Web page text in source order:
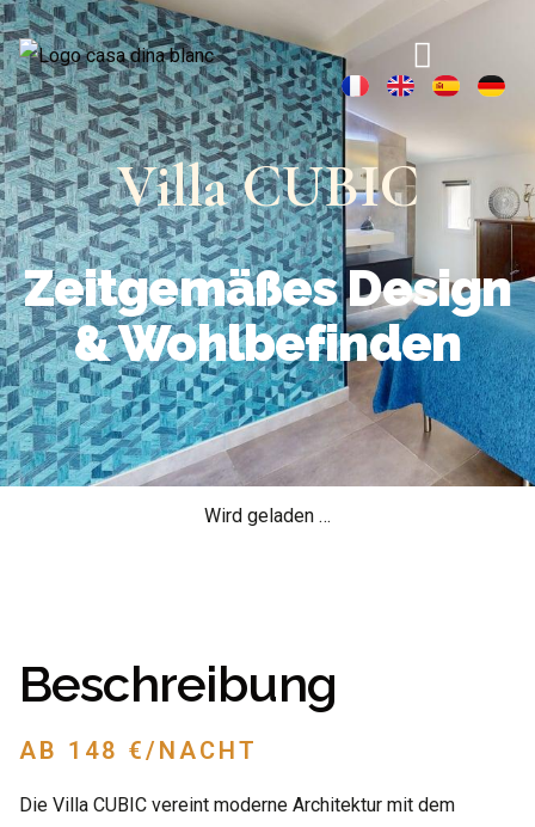
Villa CUBIC
Zeitgemäßes Design
& Wohlbefinden
Wird geladen …
Beschreibung
AB 148 €/NACHT
Die Villa CUBIC vereint moderne Architektur mit dem